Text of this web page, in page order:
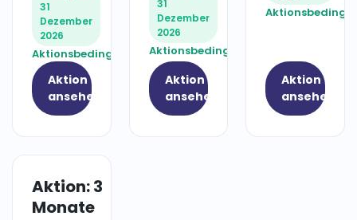
31
Dezember
2026
Aktionsbedingungen
Aktion
ansehen
31
Dezember
2026
Aktionsbedingungen
Aktion
ansehen
Aktion
ansehen
Aktion: 3
Monate